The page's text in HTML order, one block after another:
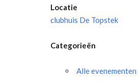
Locatie
clubhuis De Topstek
Categorieën
Alle evenementen